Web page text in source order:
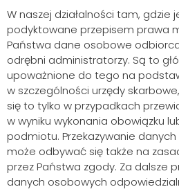
W naszej działalności tam, gdzie
podyktowane przepisem prawa
Państwa dane osobowe
odrębni administratorzy. Są to
upoważnione do tego na
w szczególności urzędy
się to tylko w przypadkach
w wyniku wykonania obowiązku
podmiotu. Przekazywanie
może odbywać się także na
przez Państwa zgody. Za dalsze
danych osobowych